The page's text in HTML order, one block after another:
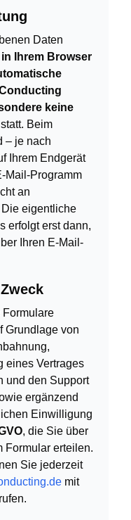
Daten
Ihrem Browser
keine
statt. Beim
– je nach
Ihrem Endgerät
Mail-Programm
an
eigentliche
erfolgt erst dann,
Ihren E-Mail-
Formulare
Grundlage von
eines Vertrages
und den Support
ergänzend
Einwilligung
, die Sie über
Formular erteilen.
Sie jederzeit
mit